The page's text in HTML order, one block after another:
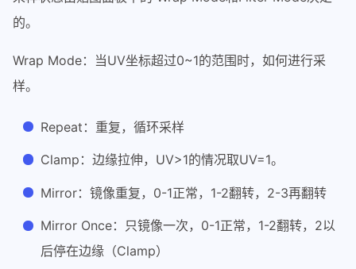
的。
Wrap Mode：当UV坐标超过0~1的范围时，如何进行采
样。
Repeat：重复，循环采样
Clamp：边缘拉伸，UV>1的情况取UV=1。
Mirror：镜像重复，0-1正常，1-2翻转，2-3再翻转
Mirror Once：只镜像一次，0-1正常，1-2翻转，2以
后停在边缘（Clamp）